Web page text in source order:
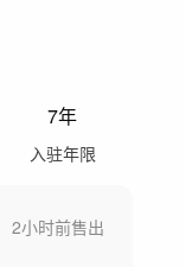
7年
入驻年限
2小时前售出